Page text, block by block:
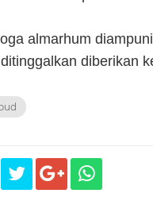
almarhum
diberikan